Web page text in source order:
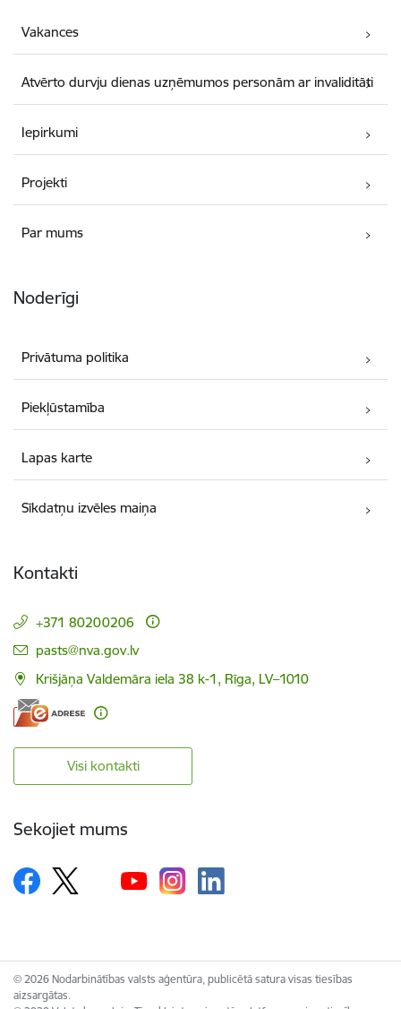
Vakances
Atvērto durvju dienas uzņēmumos personām ar invaliditāti
Iepirkumi
Projekti
Par mums
Noderīgi
Privātuma politika
Piekļūstamība
Lapas karte
Sīkdatņu izvēles maiņa
Kontakti
+371 80200206
E-pasts:
pasts@nva.gov.lv
Krišjāņa Valdemāra iela 38 k-1, Rīga, LV–1010
Visi kontakti
Sekojiet mums
© 2026 Nodarbinātības valsts aģentūra, publicētā satura visas tiesības
aizsargātas.